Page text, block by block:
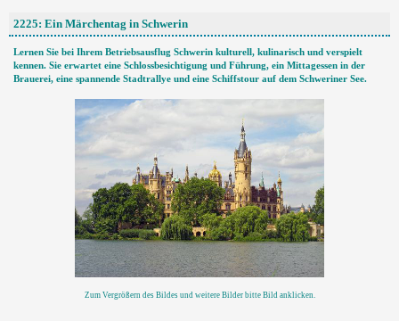
2225: Ein Märchentag in Schwerin
Lernen Sie bei Ihrem Betriebsausflug Schwerin kulturell, kulinarisch und verspielt
kennen. Sie erwartet eine Schlossbesichtigung und Führung, ein Mittagessen in der
Brauerei, eine spannende Stadtrallye und eine Schiffstour auf dem Schweriner See.
Zum Vergrößern des Bildes und weitere Bilder bitte Bild anklicken.